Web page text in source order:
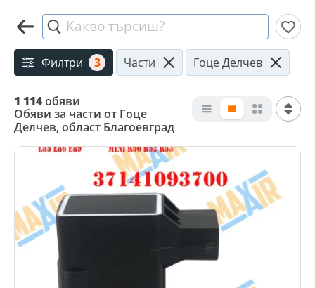
Какво търсиш?
Филтри 3 Части Гоце Делчев
1 114обяви
Обяви за части от Гоце
Делчев, област Благоевград